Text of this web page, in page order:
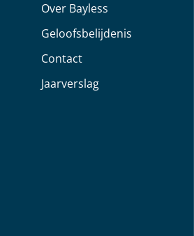
Over Bayless
Geloofsbelijdenis
Contact
Jaarverslag